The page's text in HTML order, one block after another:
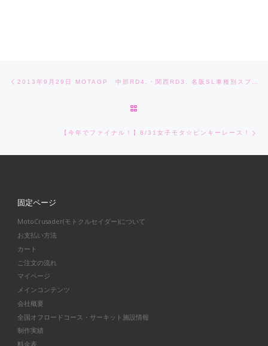
Post navigation
【今年でファイナル！】8/31女子モタ☆ピンキーレース！
固定ページ
MotoCrusader(モトクルセイダー)について
お支払い方法
カート
ご注文の流れ
マイページ
メインコンテンツ
会社概要
全国オフロードコース・サーキット施設情報
制作実績
料金表